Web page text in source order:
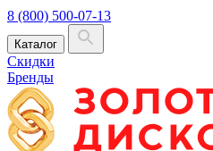
8 (800) 500-07-13
Каталог
Скидки
Бренды